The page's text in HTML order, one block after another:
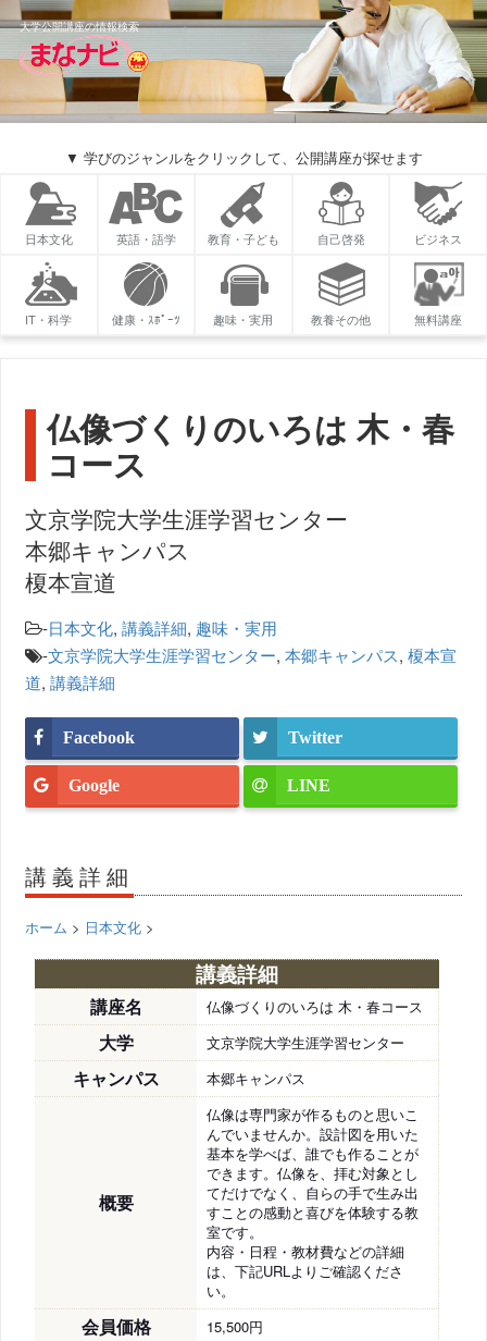
大学公開講座の情報検索
▼ 学びのジャンルをクリックして、公開講座が探せます
日本文化 英語・語学 教育・子ども 自己啓発 ビジネス
IT・科学 健康・ｽﾎﾟｰﾂ 趣味・実用 教養その他 無料講座
仏像づくりのいろは 木・春
コース
文京学院大学生涯学習センター
本郷キャンパス
榎本宣道
-日本文化,講義詳細, 趣味・実用
-文京学院大学生涯学習センター,本郷キャンパス,榎本宣
道,講義詳細
Facebook Twitter
Google LINE
講義詳細
ホーム > 日本文化 >
講義詳細
講座名 仏像づくりのいろは 木・春コース
大学 文京学院大学生涯学習センター
キャンパス 本郷キャンパス
概要
仏像は専門家が作るものと思いこ
んでいませんか。設計図を用いた
基本を学べば、誰でも作ることが
できます。仏像を、拝む対象とし
てだけでなく、自らの手で生み出
すことの感動と喜びを体験する教
室です。
内容・日程・教材費などの詳細
は、下記URLよりご確認くださ
い。
会員価格 15,500円